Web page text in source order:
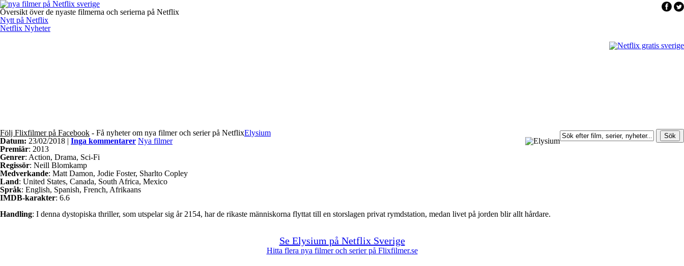
Översikt över de nyaste filmerna och serierna på Netflix
Nytt på Netflix
Netflix Nyheter
Följ Flixfilmer på Facebook - Få nyheter om nya filmer och serier på NetflixElysium
Datum: 23/02/2018 | Inga kommentarer Nya filmer
Premiär: 2013
Genrer: Action, Drama, Sci-Fi
Regissör: Neill Blomkamp
Medverkande: Matt Damon, Jodie Foster, Sharlto Copley
Land: United States, Canada, South Africa, Mexico
Språk: English, Spanish, French, Afrikaans
IMDB-karakter: 6.6
Handling: I denna dystopiska thriller, som utspelar sig år 2154, har de rikaste människorna flyttat till en storslagen privat rymdstation, medan livet på jorden blir allt hårdare.
Se Elysium på Netflix Sverige
Hitta flera nya filmer och serier på Flixfilmer.se